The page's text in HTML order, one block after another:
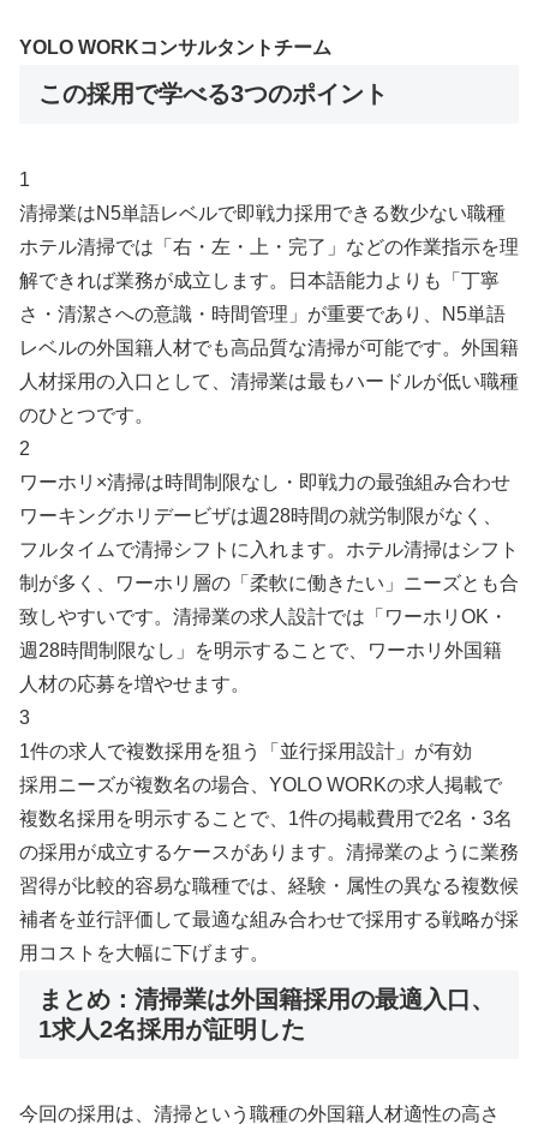
YOLO WORKコンサルタントチーム
この採用で学べる3つのポイント
1
清掃業はN5単語レベルで即戦力採用できる数少ない職種
ホテル清掃では「右・左・上・完了」などの作業指示を理
解できれば業務が成立します。日本語能力よりも「丁寧
さ・清潔さへの意識・時間管理」が重要であり、N5単語
レベルの外国籍人材でも高品質な清掃が可能です。外国籍
人材採用の入口として、清掃業は最もハードルが低い職種
のひとつです。
2
ワーホリ×清掃は時間制限なし・即戦力の最強組み合わせ
ワーキングホリデービザは週28時間の就労制限がなく、
フルタイムで清掃シフトに入れます。ホテル清掃はシフト
制が多く、ワーホリ層の「柔軟に働きたい」ニーズとも合
致しやすいです。清掃業の求人設計では「ワーホリOK・
週28時間制限なし」を明示することで、ワーホリ外国籍
人材の応募を増やせます。
3
1件の求人で複数採用を狙う「並行採用設計」が有効
採用ニーズが複数名の場合、YOLO WORKの求人掲載で
複数名採用を明示することで、1件の掲載費用で2名・3名
の採用が成立するケースがあります。清掃業のように業務
習得が比較的容易な職種では、経験・属性の異なる複数候
補者を並行評価して最適な組み合わせで採用する戦略が採
用コストを大幅に下げます。
まとめ：清掃業は外国籍採用の最適入口、
1求人2名採用が証明した
今回の採用は、清掃という職種の外国籍人材適性の高さ